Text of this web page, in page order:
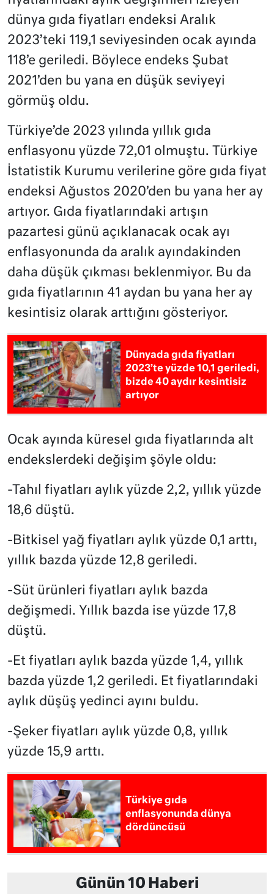
dünya gıda fiyatları endeksi Aralık
2023’teki 119,1 seviyesinden ocak ayında
118’e geriledi. Böylece endeks Şubat
2021’den bu yana en düşük seviyeyi
görmüş oldu.
Türkiye’de 2023 yılında yıllık gıda
enflasyonu yüzde 72,01 olmuştu. Türkiye
İstatistik Kurumu verilerine göre gıda fiyat
endeksi Ağustos 2020’den bu yana her ay
artıyor. Gıda fiyatlarındaki artışın
pazartesi günü açıklanacak ocak ayı
enflasyonunda da aralık ayındakinden
daha düşük çıkması beklenmiyor. Bu da
gıda fiyatlarının 41 aydan bu yana her ay
kesintisiz olarak arttığını gösteriyor.
Dünyada gıda fiyatları
2023’te yüzde 10,1 geriledi,
bizde 40 aydır kesintisiz
artıyor
Ocak ayında küresel gıda fiyatlarında alt
endekslerdeki değişim şöyle oldu:
-Tahıl fiyatları aylık yüzde 2,2, yıllık yüzde
18,6 düştü.
-Bitkisel yağ fiyatları aylık yüzde 0,1 arttı,
yıllık bazda yüzde 12,8 geriledi.
-Süt ürünleri fiyatları aylık bazda
değişmedi. Yıllık bazda ise yüzde 17,8
düştü.
-Et fiyatları aylık bazda yüzde 1,4, yıllık
bazda yüzde 1,2 geriledi. Et fiyatlarındaki
aylık düşüş yedinci ayını buldu.
-Şeker fiyatları aylık yüzde 0,8, yıllık
yüzde 15,9 arttı.
Türkiye gıda
enflasyonunda dünya
dördüncüsü
Günün 10 Haberi